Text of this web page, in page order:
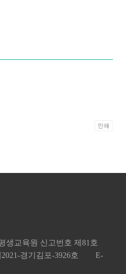
인쇄
생교육원 신고번호 제81호
경기김포-3926호
E-